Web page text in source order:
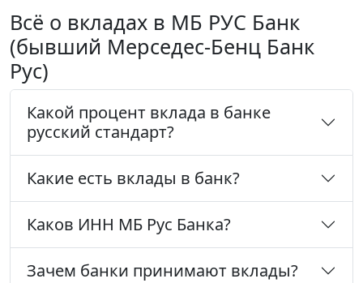
Всё о вкладах в МБ РУС Банк
(бывший Мерседес-Бенц Банк
Рус)
Какой процент вклада в банке
русский стандарт?
Какие есть вклады в банк?
Каков ИНН МБ Рус Банка?
Зачем банки принимают вклады?